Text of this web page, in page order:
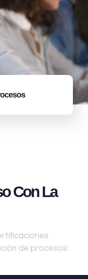
Con La
de procesos: